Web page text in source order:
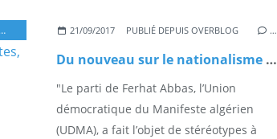
21/09/2017 PUBLIÉ DEPUIS OVERBLOG …
Du nouveau sur le nationalisme algérien : l’UDMA et les udmistes, par Malika Rahal
"Le parti de Ferhat Abbas, l’Union
démocratique du Manifeste algérien
(UDMA), a fait l’objet de stéréotypes à